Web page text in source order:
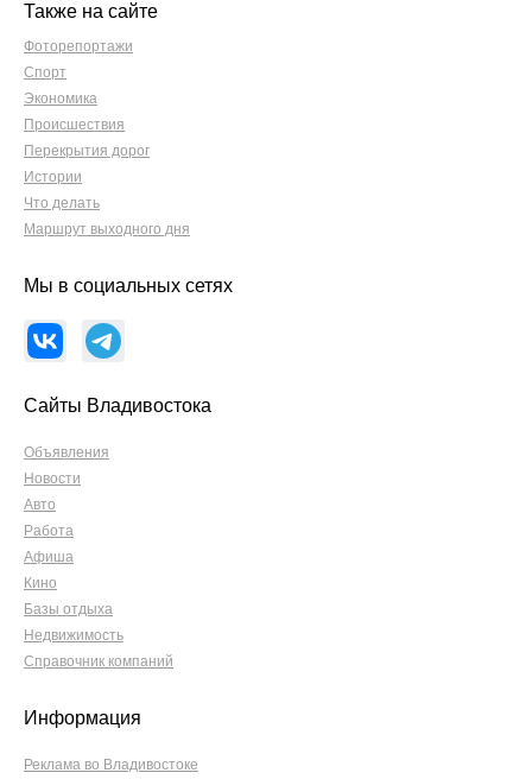
Также на сайте
Фоторепортажи
Спорт
Экономика
Происшествия
Перекрытия дорог
Истории
Что делать
Маршрут выходного дня
Мы в социальных сетях
Сайты Владивостока
Объявления
Новости
Авто
Работа
Афиша
Кино
Базы отдыха
Недвижимость
Справочник компаний
Информация
Реклама во Владивостоке